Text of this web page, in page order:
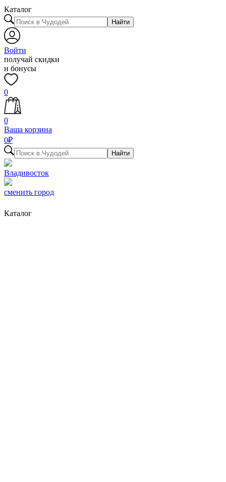
Каталог
Найти
Войти
получай скидки
и бонусы
0
0
Ваша корзина
0₽
Найти
Владивосток
сменить город
Каталог